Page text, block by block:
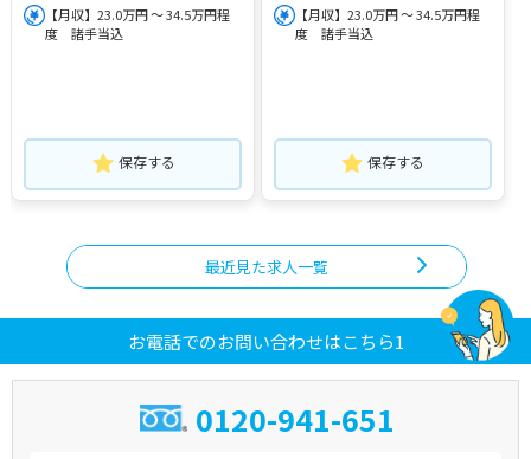
【月収】23.0万円 ～ 34.5万円程
度 諸手当込
保存する
【月収】23.0万円 ～ 34.5万円程
度 諸手当込
保存する
最近見た求人一覧
お電話でのお問い合わせはこちら1
0120-941-651